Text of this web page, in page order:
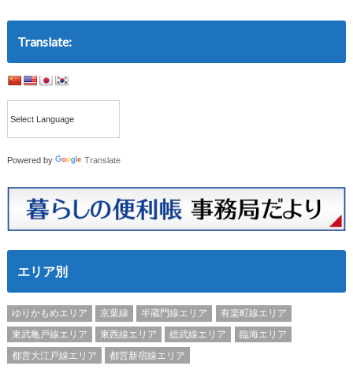
Translate:
Powered by Translate
エリア別
ゆりかもめエリア 京葉線 半蔵門線エリア
有楽町線エリア
東武亀戸線エリア
東西線エリア 総武線エリア
臨海エリア
都営大江戸線エリア
都営新宿線エリア